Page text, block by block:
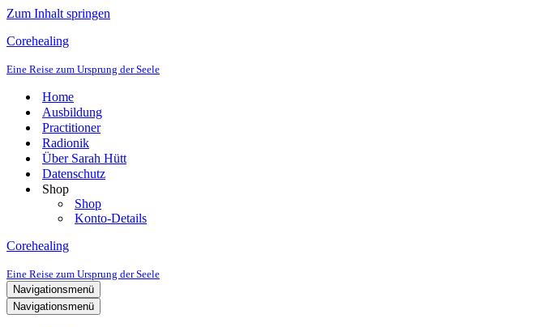
Zum Inhalt springen
Corehealing
Eine Reise zum Ursprung der Seele
Home
Ausbildung
Practitioner
Radionik
Über Sarah Hütt
Datenschutz
Shop
Shop
Konto-Details
Corehealing
Eine Reise zum Ursprung der Seele
Navigationsmenü
Navigationsmenü